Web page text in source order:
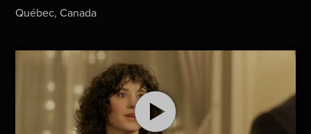
Québec, Canada